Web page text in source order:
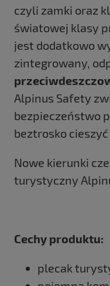
czyli zamki oraz
światowej klasy
jest dodatkowo
zintegrowany,
Alpinus Safety
bezpieczeństwo
beztrosko cieszyć
Nowe kierunki
turystyczny
Cechy produktu:
plecak